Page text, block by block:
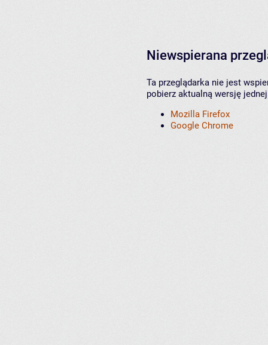
Niewspierana
Ta przeglądarka nie jest
pobierz aktualną wersję
Mozilla Firefox
Google Chrome